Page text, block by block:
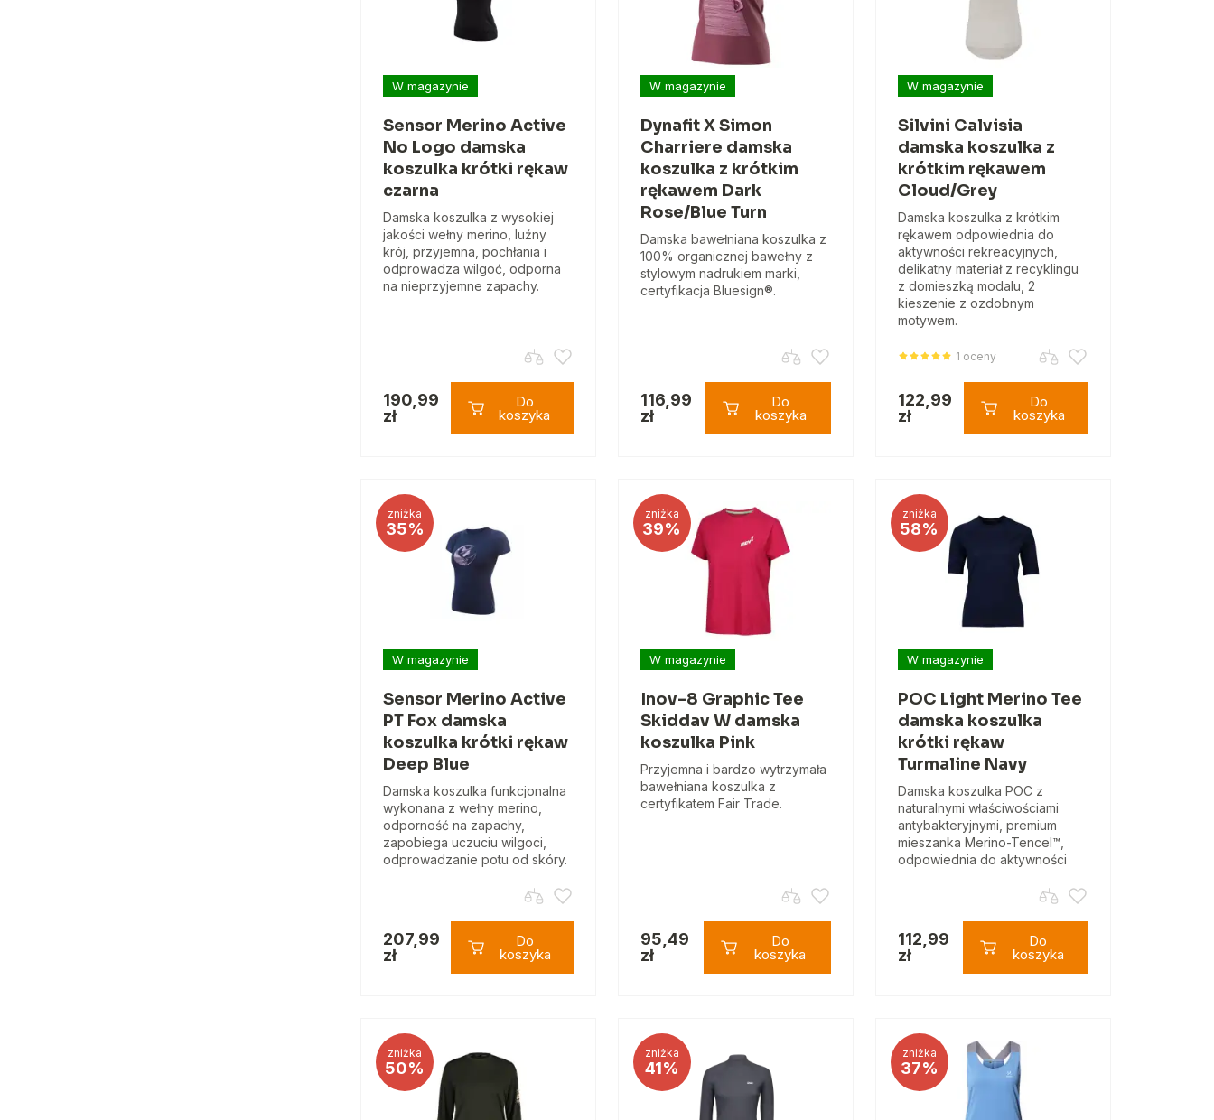
W magazynie
Sensor Merino Active
No Logo damska
koszulka krótki rękaw
czarna
Damska koszulka z wysokiej
jakości wełny merino, luźny
krój, przyjemna, pochłania i
odprowadza wilgoć, odporna
na nieprzyjemne zapachy.
190,99
zł
Do
koszyka
W magazynie
Dynafit X Simon
Charriere damska
koszulka z krótkim
rękawem Dark
Rose/Blue Turn
Damska bawełniana koszulka z
100% organicznej bawełny z
stylowym nadrukiem marki,
certyfikacja Bluesign®.
116,99
zł
Do
koszyka
W magazynie
Silvini Calvisia
damska koszulka z
krótkim rękawem
Cloud/Grey
Damska koszulka z krótkim
rękawem odpowiednia do
aktywności rekreacyjnych,
delikatny materiał z recyklingu
z domieszką modalu, 2
kieszenie z ozdobnym
motywem.
1 oceny
122,99
zł
Do
koszyka
zniżka
35%
W magazynie
Sensor Merino Active
PT Fox damska
koszulka krótki rękaw
Deep Blue
Damska koszulka funkcjonalna
wykonana z wełny merino,
odporność na zapachy,
zapobiega uczuciu wilgoci,
odprowadzanie potu od skóry.
207,99
zł
Do
koszyka
zniżka
39%
W magazynie
Inov-8 Graphic Tee
Skiddav W damska
koszulka Pink
Przyjemna i bardzo wytrzymała
bawełniana koszulka z
certyfikatem Fair Trade.
95,49
zł
Do
koszyka
zniżka
58%
W magazynie
POC Light Merino Tee
damska koszulka
krótki rękaw
Turmaline Navy
Damska koszulka POC z
naturalnymi właściwościami
antybakteryjnymi, premium
mieszanka Merino-Tencel™,
odpowiednia do aktywności
112,99
zł
Do
koszyka
zniżka
50%
zniżka
41%
zniżka
37%